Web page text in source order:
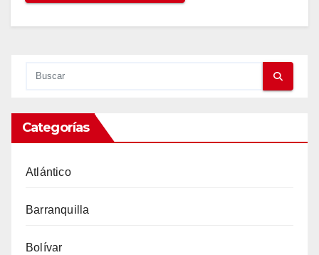
Categorías
Atlántico
Barranquilla
Bolívar